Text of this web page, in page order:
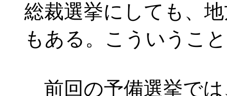
総裁選挙にしても、
もある。こういうこ
前回の予備選挙では